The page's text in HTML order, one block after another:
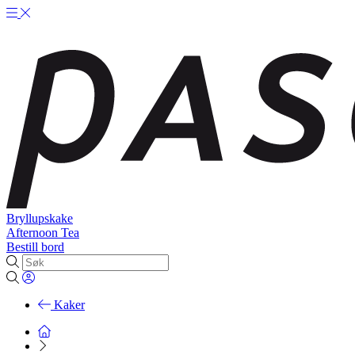
Bryllupskake
Afternoon Tea
Bestill bord
Kaker